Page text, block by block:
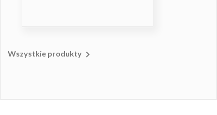
Wszystkie produkty 